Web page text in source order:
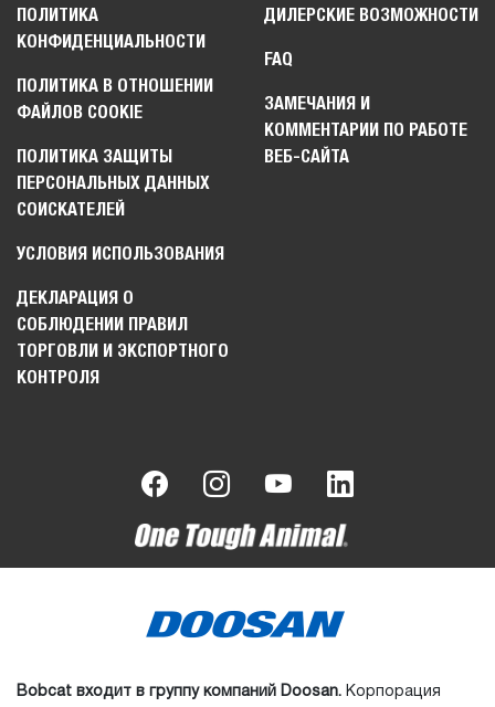
ПОЛИТИКА
КОНФИДЕНЦИАЛЬНОСТИ
ПОЛИТИКА В ОТНОШЕНИИ
ФАЙЛОВ COOKIE
ПОЛИТИКА ЗАЩИТЫ
ПЕРСОНАЛЬНЫХ ДАННЫХ
СОИСКАТЕЛЕЙ
УСЛОВИЯ ИСПОЛЬЗОВАНИЯ
ДЕКЛАРАЦИЯ О
СОБЛЮДЕНИИ ПРАВИЛ
ТОРГОВЛИ И ЭКСПОРТНОГО
КОНТРОЛЯ
ДИЛЕРСКИЕ ВОЗМОЖНОСТИ
FAQ
ЗАМЕЧАНИЯ И
КОММЕНТАРИИ ПО РАБОТЕ
ВЕБ-САЙТА
Bobcat входит в группу компаний Doosan. Корпорация